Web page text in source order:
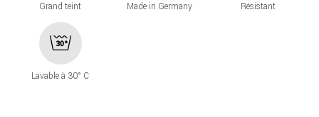
Grand teint Made in Germany Résistant
Lavable à 30° C